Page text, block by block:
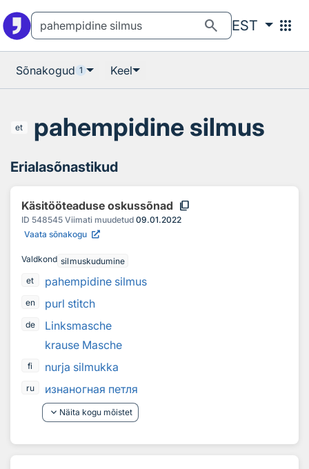
search EST apps
Sõnakogud 1 Keel
et pahempidine silmus
Erialasõnastikud
Käsitööteaduse oskussõnad content_copy
ID 548545 Viimati muudetud 09.01.2022
Vaata sõnakogu
Valdkond silmuskudumine
et
pahempidine silmus
en purl stitch
de
Linksmasche
krause Masche
fi nurja silmukka
ru
изнаногная петля
keyboard_arrow_down Näita kogu mõistet